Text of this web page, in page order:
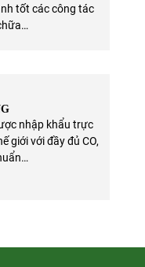
tốt các công tác
nhập khẩu trực
giới với đầy đủ CO,